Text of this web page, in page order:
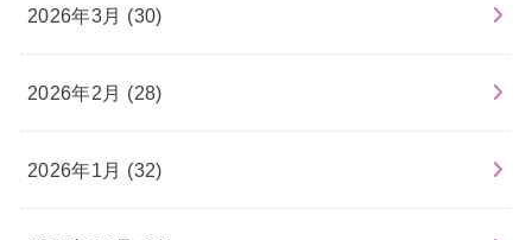
2026年3月 (30)
2026年2月 (28)
2026年1月 (32)